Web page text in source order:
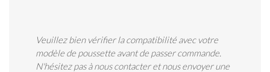
Veuillez bien vérifier la compatibilité avec votre
modèle de poussette avant de passer commande.
N'hésitez pas à nous contacter et nous envoyer une